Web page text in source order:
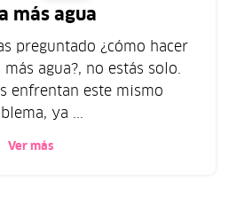
más agua
preguntado ¿cómo hacer
agua?, no estás solo.
enfrentan este mismo
ya ...
Ver más